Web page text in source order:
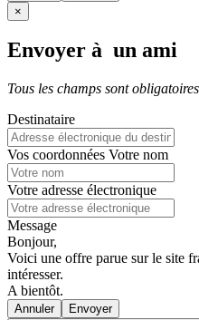
×
Envoyer à un ami
Tous les champs sont obligatoires
Destinataire
Vos coordonnées Votre nom
Votre adresse électronique
Message
Bonjour,
Voici une offre parue sur le site
intéresser.
A bientôt.
Annuler